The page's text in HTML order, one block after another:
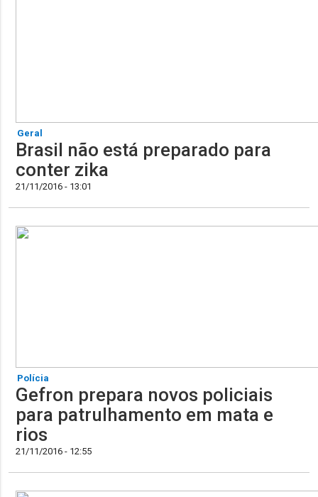
Geral
Brasil não está preparado para
conter zika
21/11/2016 - 13:01
Polícia
Gefron prepara novos policiais
para patrulhamento em mata e
rios
21/11/2016 - 12:55